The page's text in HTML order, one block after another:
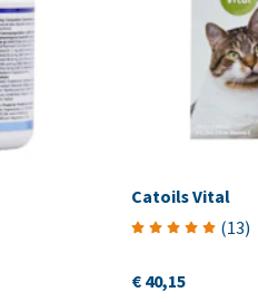
Catoils Vital
(13)
€ 40,15